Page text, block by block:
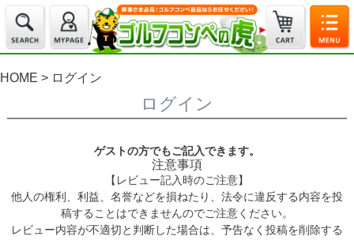
HOME ログイン
ログイン
ゲストの方でもご記入できます。
注意事項
【レビュー記入時のご注意】
他人の権利、利益、名誉などを損ねたり、法令に違反する内容を投
稿することはできませんのでご注意ください。
レビュー内容が不適切と判断した場合は、予告なく投稿を削除する